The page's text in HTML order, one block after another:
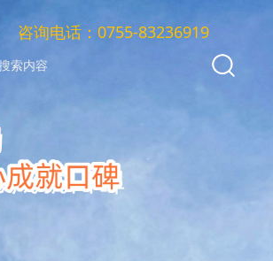
咨询电话：0755-83236919